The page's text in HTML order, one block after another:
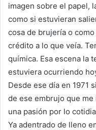
imagen sobre el papel,
como si estuvieran
cosa de brujería o
crédito a lo que veía.
química. Esa escena la
estuviera ocurriendo
Desde ese día en 1971
de ese embrujo que
una pasión por lo
Ya adentrado de lleno